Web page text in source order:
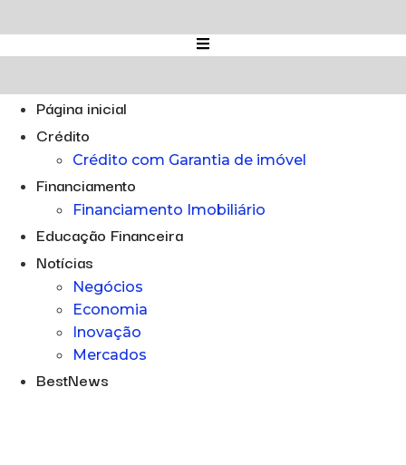
para
o
Página inicial
Crédito
Crédito com Garantia de imóvel
Financiamento
Financiamento Imobiliário
Educação Financeira
Notícias
Negócios
Economia
Inovação
Mercados
BestNews